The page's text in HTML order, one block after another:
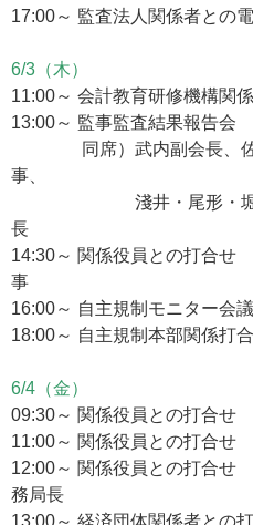
17:00～ 監査法人関係者との
6/3（木）
11:00～ 会計教育研修機構関
13:00～ 監事監査結果報告会
同席）武内副会長、佐
事、
淺井・尾形・堀・大
長
14:30～ 関係役員との打合せ
事
16:00～ 自主規制モニター会議
18:00～ 自主規制本部関係打
6/4（金）
09:30～ 関係役員との打合せ
11:00～ 関係役員との打合せ
12:00～ 関係役員との打合せ
務局長
13:00～ 経済団体関係者との